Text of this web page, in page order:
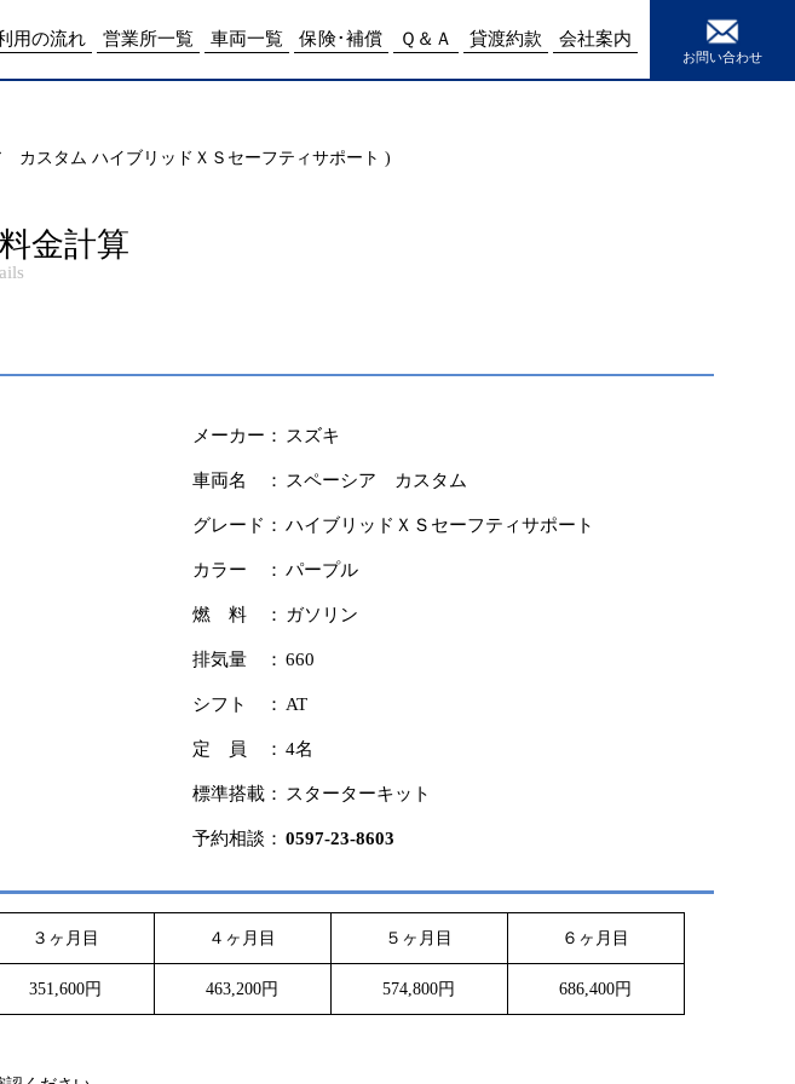
include/access_log.php on line 15
用の流れ 営業所一覧 車両一覧 保険･補償 Ｑ＆Ａ 貸渡約款 会社案内
お問い合わせ
カスタム ハイブリッドＸＳセーフティサポート )
金計算
メーカー： スズキ
車両名 ： スペーシア カスタム
グレード： ハイブリッドＸＳセーフティサポート
カラー ： パープル
燃 料 ： ガソリン
排気量 ： 660
シフト ： AT
定 員 ： 4名
標準搭載： スターターキット
予約相談： 0597-23-8603
３ヶ月目 ４ヶ月目 ５ヶ月目 ６ヶ月目
351,600円 463,200円 574,800円 686,400円